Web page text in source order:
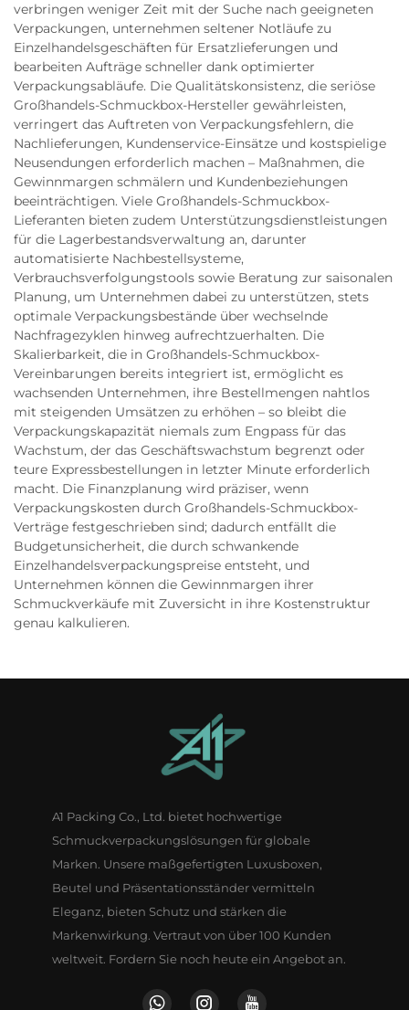
verbringen weniger Zeit mit der Suche nach geeigneten
Verpackungen, unternehmen seltener Notläufe zu
Einzelhandelsgeschäften für Ersatzlieferungen und
bearbeiten Aufträge schneller dank optimierter
Verpackungsabläufe. Die Qualitätskonsistenz, die seriöse
Großhandels-Schmuckbox-Hersteller gewährleisten,
verringert das Auftreten von Verpackungsfehlern, die
Nachlieferungen, Kundenservice-Einsätze und kostspielige
Neusendungen erforderlich machen – Maßnahmen, die
Gewinnmargen schmälern und Kundenbeziehungen
beeinträchtigen. Viele Großhandels-Schmuckbox-
Lieferanten bieten zudem Unterstützungsdienstleistungen
für die Lagerbestandsverwaltung an, darunter
automatisierte Nachbestellsysteme,
Verbrauchsverfolgungstools sowie Beratung zur saisonalen
Planung, um Unternehmen dabei zu unterstützen, stets
optimale Verpackungsbestände über wechselnde
Nachfragezyklen hinweg aufrechtzuerhalten. Die
Skalierbarkeit, die in Großhandels-Schmuckbox-
Vereinbarungen bereits integriert ist, ermöglicht es
wachsenden Unternehmen, ihre Bestellmengen nahtlos
mit steigenden Umsätzen zu erhöhen – so bleibt die
Verpackungskapazität niemals zum Engpass für das
Wachstum, der das Geschäftswachstum begrenzt oder
teure Expressbestellungen in letzter Minute erforderlich
macht. Die Finanzplanung wird präziser, wenn
Verpackungskosten durch Großhandels-Schmuckbox-
Verträge festgeschrieben sind; dadurch entfällt die
Budgetunsicherheit, die durch schwankende
Einzelhandelsverpackungspreise entsteht, und
Unternehmen können die Gewinnmargen ihrer
Schmuckverkäufe mit Zuversicht in ihre Kostenstruktur
genau kalkulieren.
A1 Packing Co., Ltd. bietet hochwertige
Schmuckverpackungslösungen für globale
Marken. Unsere maßgefertigten Luxusboxen,
Beutel und Präsentationsständer vermitteln
Eleganz, bieten Schutz und stärken die
Markenwirkung. Vertraut von über 100 Kunden
weltweit. Fordern Sie noch heute ein Angebot an.